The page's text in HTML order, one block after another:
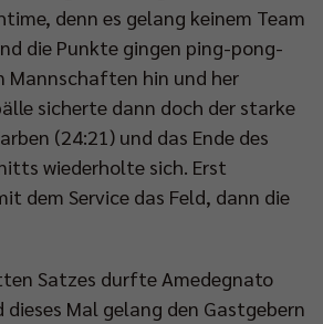
denn es gelang keinem Team
die Punkte gingen ping-pong-
Mannschaften hin und her
sicherte dann doch der starke
(24:21) und das Ende des
wiederholte sich. Erst
dem Service das Feld, dann die
Satzes durfte Amedegnato
Mal gelang den Gastgebern